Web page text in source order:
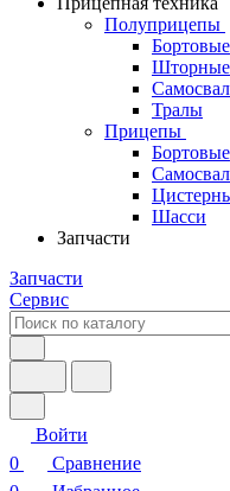
Полуприцепы
Бортовые
Шторные
Тралы
Прицепы
Бортовые
Шасси
Запчасти
Запчасти
Сервис
Войти
0
Сравнение